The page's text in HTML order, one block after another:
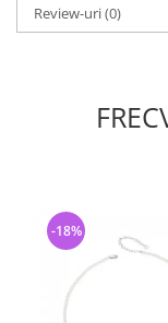
Review-uri(0)
-18%